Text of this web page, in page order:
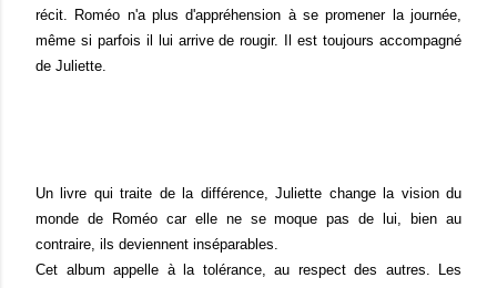
récit. Roméo n'a plus d'appréhension à se promener la journée,
même si parfois il lui arrive de rougir. Il est toujours accompagné
de Juliette.
Un livre qui traite de la différence, Juliette change la vision du
monde de Roméo car elle ne se moque pas de lui, bien au
contraire, ils deviennent inséparables.
Cet album appelle à la tolérance, au respect des autres. Les